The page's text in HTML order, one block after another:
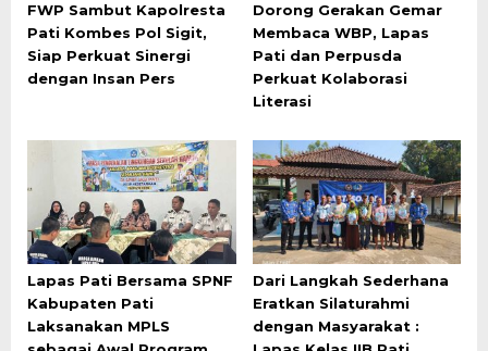
FWP Sambut Kapolresta
Pati Kombes Pol Sigit,
Siap Perkuat Sinergi
dengan Insan Pers
Dorong Gerakan Gemar
Membaca WBP, Lapas
Pati dan Perpusda
Perkuat Kolaborasi
Literasi
Lapas Pati Bersama SPNF
Kabupaten Pati
Laksanakan MPLS
Dari Langkah Sederhana
Eratkan Silaturahmi
dengan Masyarakat :